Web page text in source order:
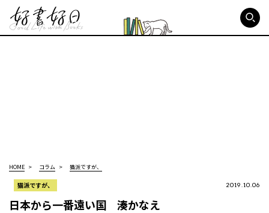
HOME コラム 猫派ですが、
猫派ですが、 2019.10.06
日本から一番遠い国 湊かなえ